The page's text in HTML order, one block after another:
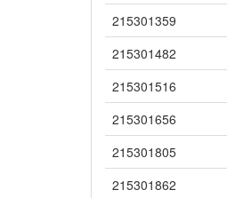
215301359
215301482
215301516
215301656
215301805
215301862